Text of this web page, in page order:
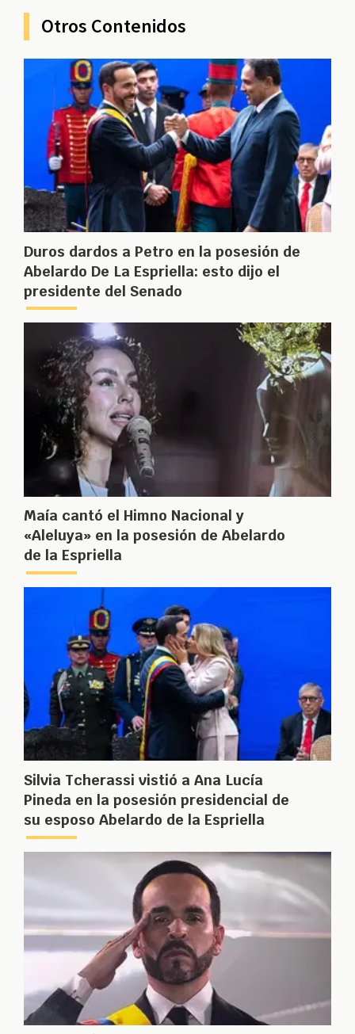
Otros Contenidos
Duros dardos a Petro en la posesión de
Abelardo De La Espriella: esto dijo el
presidente del Senado
Maía cantó el Himno Nacional y
«Aleluya» en la posesión de Abelardo
de la Espriella
Silvia Tcherassi vistió a Ana Lucía
Pineda en la posesión presidencial de
su esposo Abelardo de la Espriella